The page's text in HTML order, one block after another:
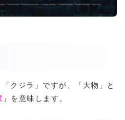
クジラ」ですが、「大物」と
」を意味します。